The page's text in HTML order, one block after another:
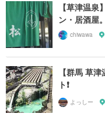
【草津温
ン・居酒屋
chiwawa
【群馬 草
ト❗️
よっしー